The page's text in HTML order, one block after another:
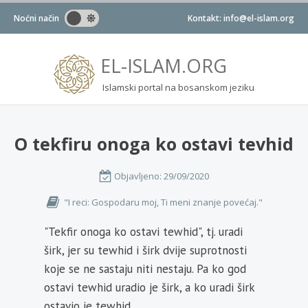
Noćni način Kontakt: info@el-islam.org
EL-ISLAM.ORG
Islamski portal na bosanskom jeziku
O tekfiru onoga ko ostavi tevhid
Objavljeno: 29/09/2020
"I reci: Gospodaru moj, Ti meni znanje povećaj."
"Tekfir onoga ko ostavi tewhid", tj. uradi
širk, jer su tewhid i širk dvije suprotnosti
koje se ne sastaju niti nestaju. Pa ko god
ostavi tewhid uradio je širk, a ko uradi širk